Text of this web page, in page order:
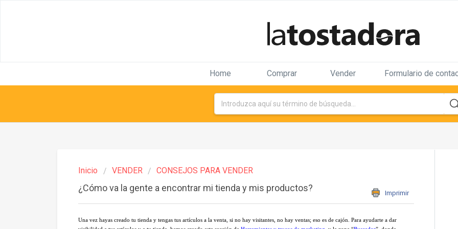
Home Comprar Vender Formulario de
Inicio VENDER CONSEJOS PARA VENDER
¿Cómo va la gente a encontrar mi tienda y mis productos? Imprimir
Una vez hayas creado tu tienda y tengas tus artículos a la venta, si no hay visitantes, no hay ventas; eso es de cajón. Para ayudarte a dar